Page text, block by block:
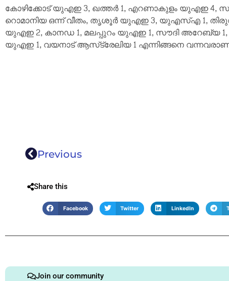
കോഴിക്കോട് യുഎഇ 3, ഖത്തര്‍ 1, എറണാകുളം യുഎഇ 4,
റൊമാനിയ ഒന്ന് വീതം, തൃശൂര്‍ യുഎഇ 3, യുഎസ്എ 1,
യുഎഇ 2, കാനഡ 1, മലപ്പുറം യുഎഇ 1, സൗദി അറേബ്യ
യുഎഇ 1, വയനാട് ആസ്‌ട്രേലിയ 1 എന്നിങ്ങനെ
Previous
Share this
Facebook Twitter LinkedIn
Join our community